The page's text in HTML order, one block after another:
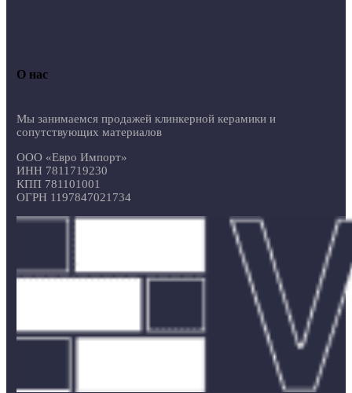
О нас
Мы занимаемся продажей клинкерной керамики и
сопутствующих материалов
ООО «Евро Импорт»
ИНН 7811719230
КПП 781101001
ОГРН 1197847021734